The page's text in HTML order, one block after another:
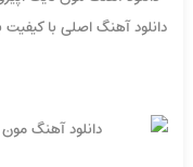
دانلود آهنگ اصلی با